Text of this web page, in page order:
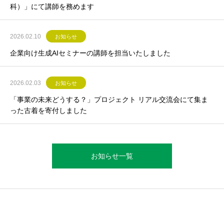
科）」にて講師を務めます
2026.02.10 お知らせ
企業向け生成AIセミナーの講師を担当いたしました
2026.02.03 お知らせ
「事業の未来どうする？」プロジェクト リアル交流会にて集ま
った古着を寄付しました
お知らせ一覧